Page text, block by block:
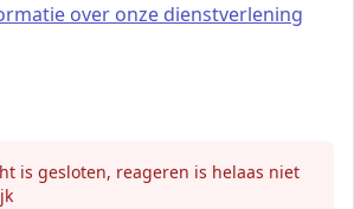
over onze dienstverlening
is gesloten, reageren is helaas niet